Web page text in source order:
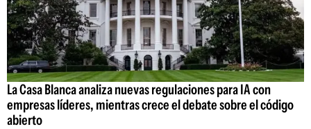
La Casa Blanca analiza nuevas regulaciones para IA con
empresas líderes, mientras crece el debate sobre el código
abierto